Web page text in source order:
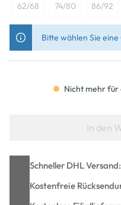
62/68 74/80 86/92
Bitte wählen Sie
Nicht mehr
In den
Schneller DHL
Kostenfreie